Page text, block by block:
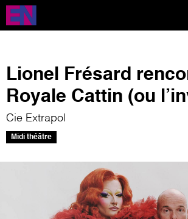
Aller
contenu
Lionel Frésard
Royale Cattin (ou
Cie Extrapol
Midi théâtre